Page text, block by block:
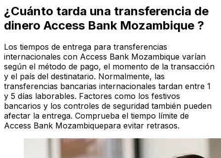
¿Cuánto tarda una transferencia de
dinero Access Bank Mozambique ?
Los tiempos de entrega para transferencias
internacionales con Access Bank Mozambique varían
según el método de pago, el momento de la transacción
y el país del destinatario. Normalmente, las
transferencias bancarias internacionales tardan entre 1
y 5 días laborables. Factores como los festivos
bancarios y los controles de seguridad también pueden
afectar la entrega. Comprueba el tiempo límite de
Access Bank Mozambiquepara evitar retrasos.